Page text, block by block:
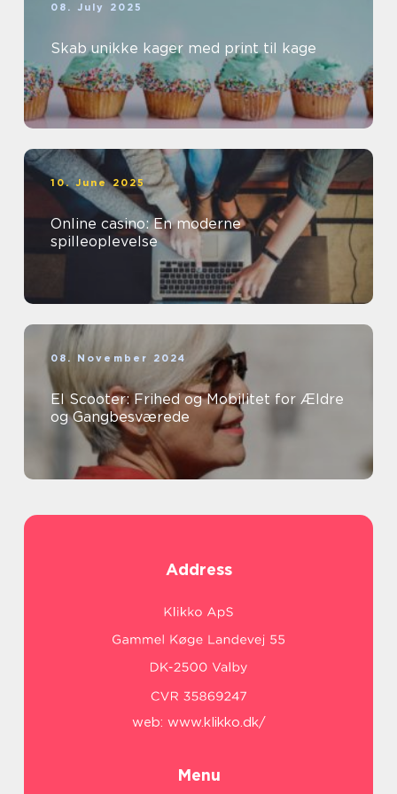
08. July 2025
Skab unikke kager med print til kage
10. June 2025
Online casino: En moderne
spilleoplevelse
08. November 2024
El Scooter: Frihed og Mobilitet for Ældre
og Gangbesværede
Address
web: www.klikko.dk/
Menu